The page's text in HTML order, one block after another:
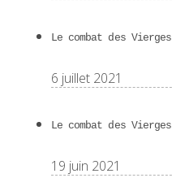
Le combat des Vierges
6 juillet 2021
Le combat des Vierges
19 juin 2021